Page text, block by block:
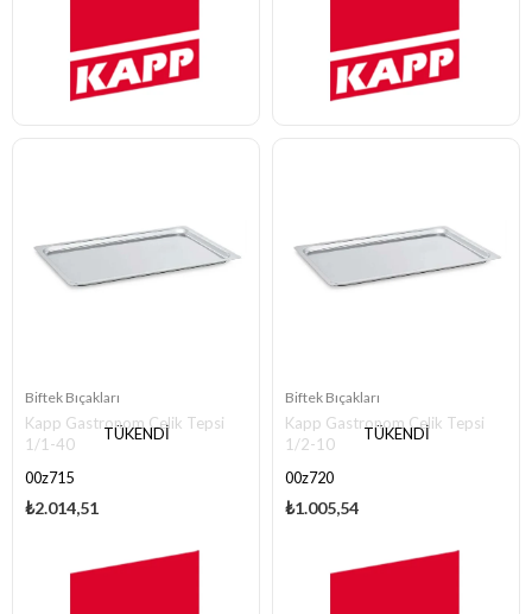
TÜKENDI
Biftek Bıçakları
Kapp Gastronom Çelik Tepsi
1/1-40
00z715
₺2.014,51
TÜKENDI
Biftek Bıçakları
Kapp Gastronom Çelik Tepsi
1/2-10
00z720
₺1.005,54